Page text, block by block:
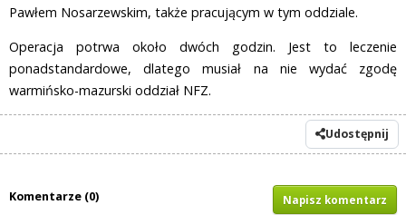
Pawłem Nosarzewskim, także pracującym w tym oddziale.
Operacja potrwa około dwóch godzin. Jest to leczenie
ponadstandardowe, dlatego musiał na nie wydać zgodę
warmińsko-mazurski oddział NFZ.
Udostępnij
Komentarze (0) Napisz komentarz